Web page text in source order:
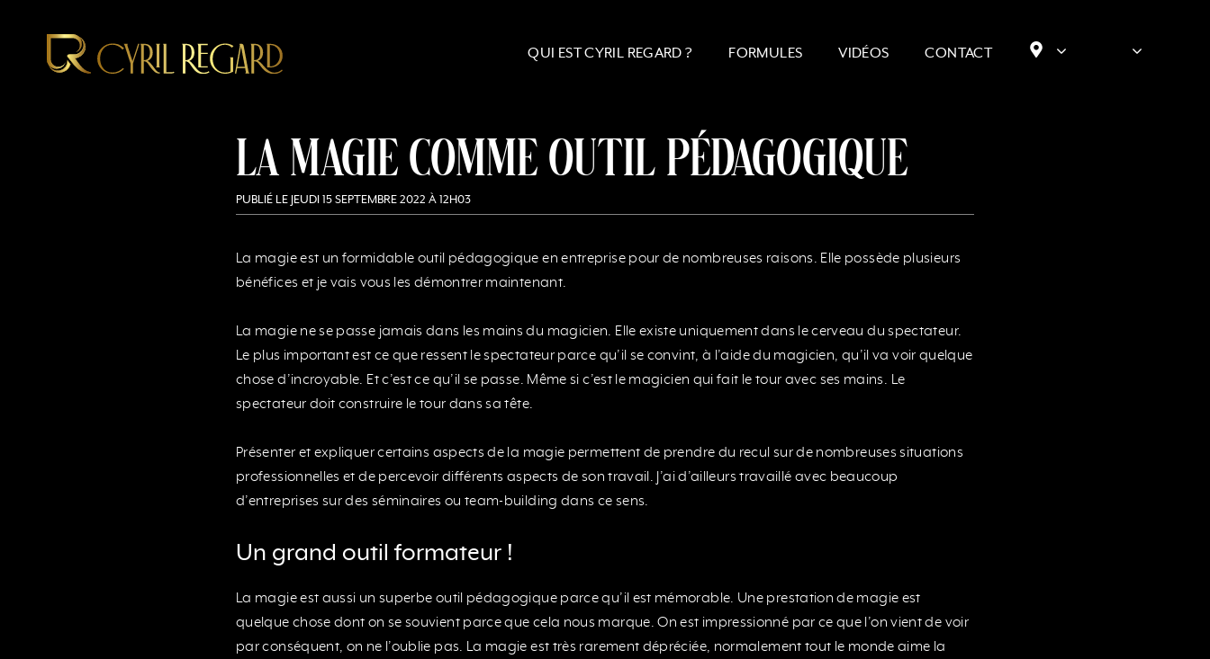
contenu
QUI EST CYRIL REGARD ? FORMULES VIDÉOS CONTACT
La magie comme outil pédagogique
PUBLIÉ LE JEUDI 15 SEPTEMBRE 2022 À 12H03
La magie est un formidable outil pédagogique en entreprise pour de nombreuses raisons. Elle possède plusieurs
bénéfices et je vais vous les démontrer maintenant.
La magie ne se passe jamais dans les mains du magicien. Elle existe uniquement dans le cerveau du spectateur.
Le plus important est ce que ressent le spectateur parce qu’il se convint, à l’aide du magicien, qu’il va voir quelque
chose d’incroyable. Et c’est ce qu’il se passe. Même si c’est le magicien qui fait le tour avec ses mains. Le
spectateur doit construire le tour dans sa tête.
Présenter et expliquer certains aspects de la magie permettent de prendre du recul sur de nombreuses situations
professionnelles et de percevoir différents aspects de son travail. J’ai d’ailleurs travaillé avec beaucoup
d’entreprises sur des séminaires ou team-building dans ce sens.
Un grand outil formateur !
La magie est aussi un superbe outil pédagogique parce qu’il est mémorable. Une prestation de magie est
quelque chose dont on se souvient parce que cela nous marque. On est impressionné par ce que l’on vient de voir
par conséquent, on ne l’oublie pas. La magie est très rarement dépréciée, normalement tout le monde aime la